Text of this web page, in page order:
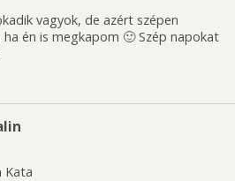
vagyok, de azért szépen
én is megkapom 🙂 Szép napokat
Kata